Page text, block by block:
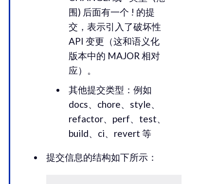
围) 后面有一个 ! 的提
交，表示引入了破坏性
API 变更（这和语义化
版本中的 MAJOR 相对
应）。
其他提交类型：例如
docs、chore、style、
refactor、perf、test、
build、ci、revert 等
提交信息的结构如下所示：